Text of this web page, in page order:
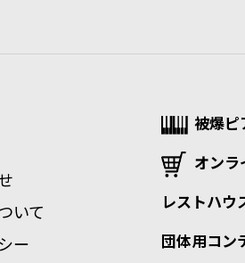
いて
ー
被爆ピ
オンラ
レストハウ
団体用コン